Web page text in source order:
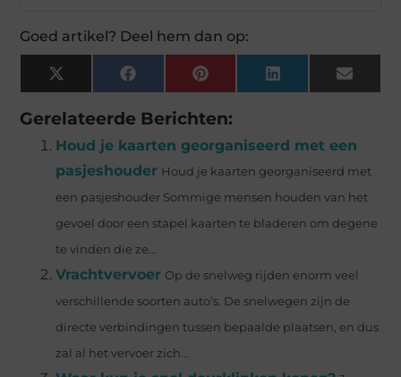
Goed artikel? Deel hem dan op:
X
(Twitter)
FacebookPinterest LinkedIn Email
Gerelateerde Berichten:
Houd je kaarten georganiseerd met een
pasjeshouder Houd je kaarten georganiseerd met
een pasjeshouder Sommige mensen houden van het
gevoel door een stapel kaarten te bladeren om degene
te vinden die ze...
Vrachtvervoer Op de snelweg rijden enorm veel
verschillende soorten auto’s. De snelwegen zijn de
directe verbindingen tussen bepaalde plaatsen, en dus
zal al het vervoer zich...